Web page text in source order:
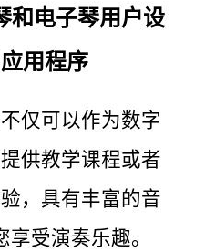
和电子琴用户设
用程序
仅可以作为数字
供教学课程或者
，具有丰富的音
受演奏乐趣。